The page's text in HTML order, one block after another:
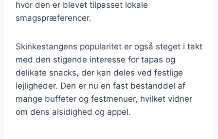
hvor den er blevet tilpasset lokale
smagspræferencer.
Skinkestangens popularitet er også steget i takt
med den stigende interesse for tapas og
delikate snacks, der kan deles ved festlige
lejligheder. Den er nu en fast bestanddel af
mange buffeter og festmenuer, hvilket vidner
om dens alsidighed og appel.